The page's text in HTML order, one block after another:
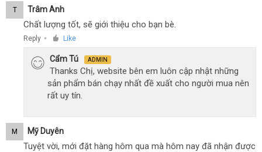
T Trâm Anh
Chất lượng tốt, sẽ giới thiệu cho bạn bè.
Reply ● Like
Cẩm Tú ADMIN
Thanks Chị, website bên em luôn cập nhật những
sản phẩm bán chạy nhất đề xuất cho người mua nên
rất uy tín.
M Mỹ Duyên
Tuyệt vời, mới đặt hàng hôm qua mà hôm nay đã nhận được